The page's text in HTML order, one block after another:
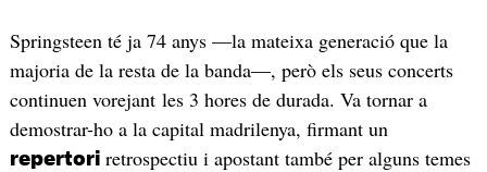
Springsteen té ja 74 anys —la mateixa generació que la
majoria de la resta de la banda—, però els seus concerts
continuen vorejant les 3 hores de durada. Va tornar a
demostrar-ho a la capital madrilenya, firmant un
repertoriretrospectiu i apostant també per alguns temes